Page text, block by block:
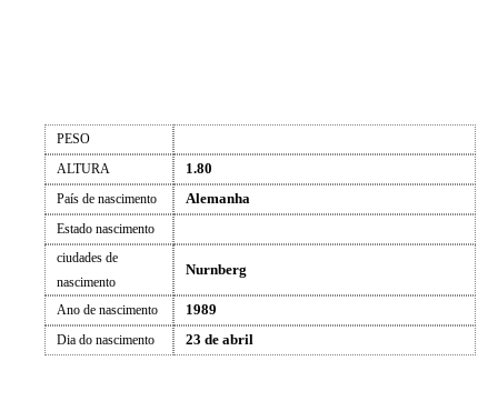
PESO
ALTURA
1.80
País de nascimento Alemanha
Estado nascimento
ciudades de
nascimento
Nurnberg
Ano de nascimento 1989
Dia do nascimento 23 de abril